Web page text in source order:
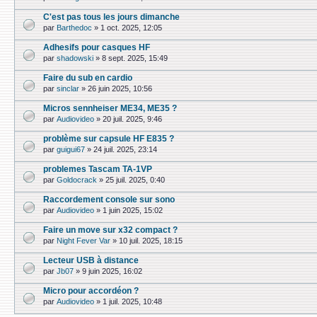
C'est pas tous les jours dimanche
par Barthedoc » 1 oct. 2025, 12:05
Adhesifs pour casques HF
par shadowski » 8 sept. 2025, 15:49
Faire du sub en cardio
par sinclar » 26 juin 2025, 10:56
Micros sennheiser ME34, ME35 ?
par Audiovideo » 20 juil. 2025, 9:46
problème sur capsule HF E835 ?
par guigui67 » 24 juil. 2025, 23:14
problemes Tascam TA-1VP
par Goldocrack » 25 juil. 2025, 0:40
Raccordement console sur sono
par Audiovideo » 1 juin 2025, 15:02
Faire un move sur x32 compact ?
par Night Fever Var » 10 juil. 2025, 18:15
Lecteur USB à distance
par Jb07 » 9 juin 2025, 16:02
Micro pour accordéon ?
par Audiovideo » 1 juil. 2025, 10:48